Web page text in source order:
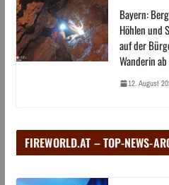
Bayern:
Höhlen und
auf der
Wanderin ab
12. August
FIREWORLD.AT – TOP-NEWS-